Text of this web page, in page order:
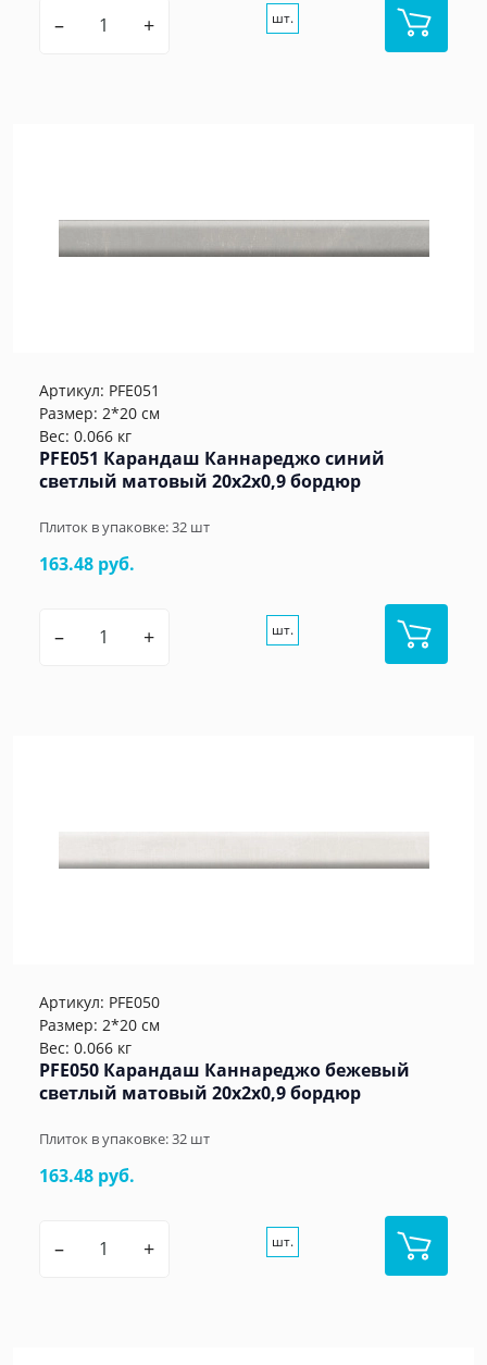
– + шт.
Артикул: PFE051
Размер: 2*20 см
Вес: 0.066 кг
PFE051 Карандаш Каннареджо синий
светлый матовый 20x2x0,9 бордюр
Плиток в упаковке:32 шт
163.48 руб.
– + шт.
Артикул: PFE050
Размер: 2*20 см
Вес: 0.066 кг
PFE050 Карандаш Каннареджо бежевый
светлый матовый 20x2x0,9 бордюр
Плиток в упаковке:32 шт
163.48 руб.
– + шт.